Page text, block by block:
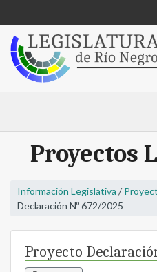
Proyectos
Información Legislativa /
Declaración Nº 672/2025
Proyecto